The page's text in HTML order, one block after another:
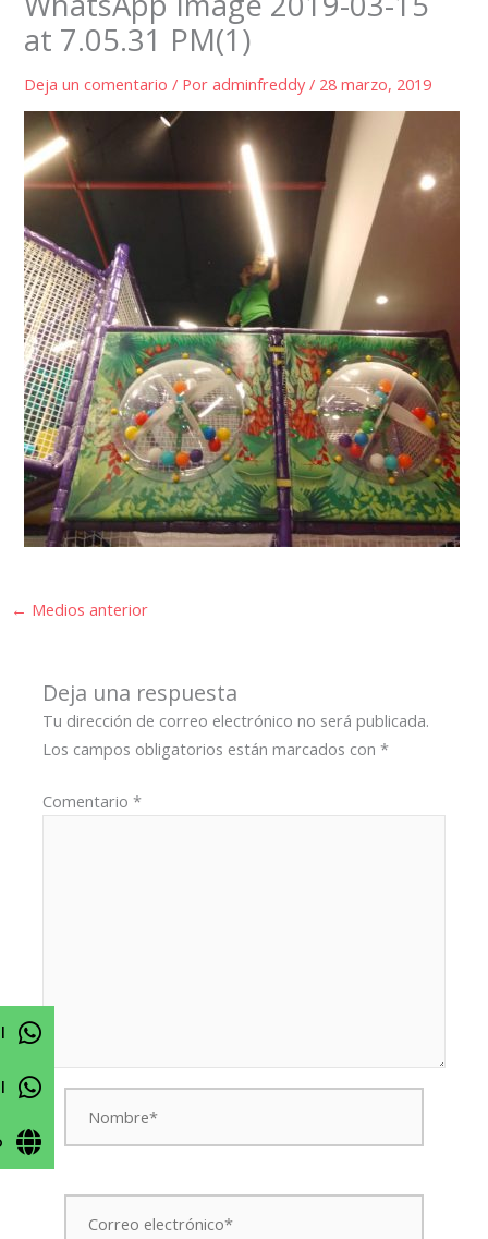
at 7.05.31 PM(1)
Deja un comentario / Poradminfreddy/ 28 marzo, 2019
← Medios anterior
Deja una respuesta
Tu dirección de correo electrónico no será publicada.
Los campos obligatorios están marcados con*
Comentario*
Nombre*
Correo
electrónico*